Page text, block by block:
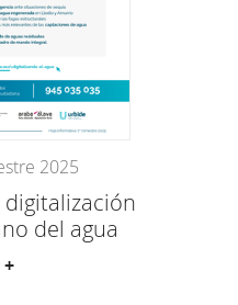
2025
del agua